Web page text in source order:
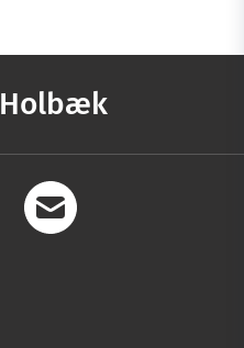
Holbæk